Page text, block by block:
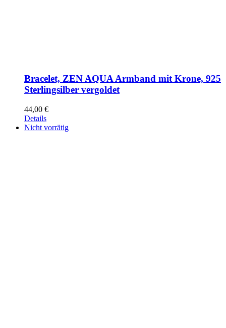
Bracelet, ZEN AQUA Armband mit Krone, 925
Sterlingsilber vergoldet
44,00 €
Details
Nicht vorrätig